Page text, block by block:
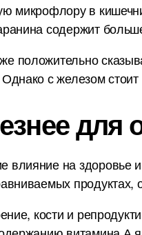
микрофлору в
содержит
положительно
с железом
для
влияние на
кости и